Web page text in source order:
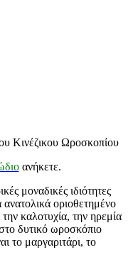
Κινέζικου Ωροσκοπίου
ανήκετε.
μοναδικές ιδιότητες
οριοθετημένο
καλοτυχία, την ηρεμία
δυτικό ωροσκόπιο
το μαργαριτάρι, το